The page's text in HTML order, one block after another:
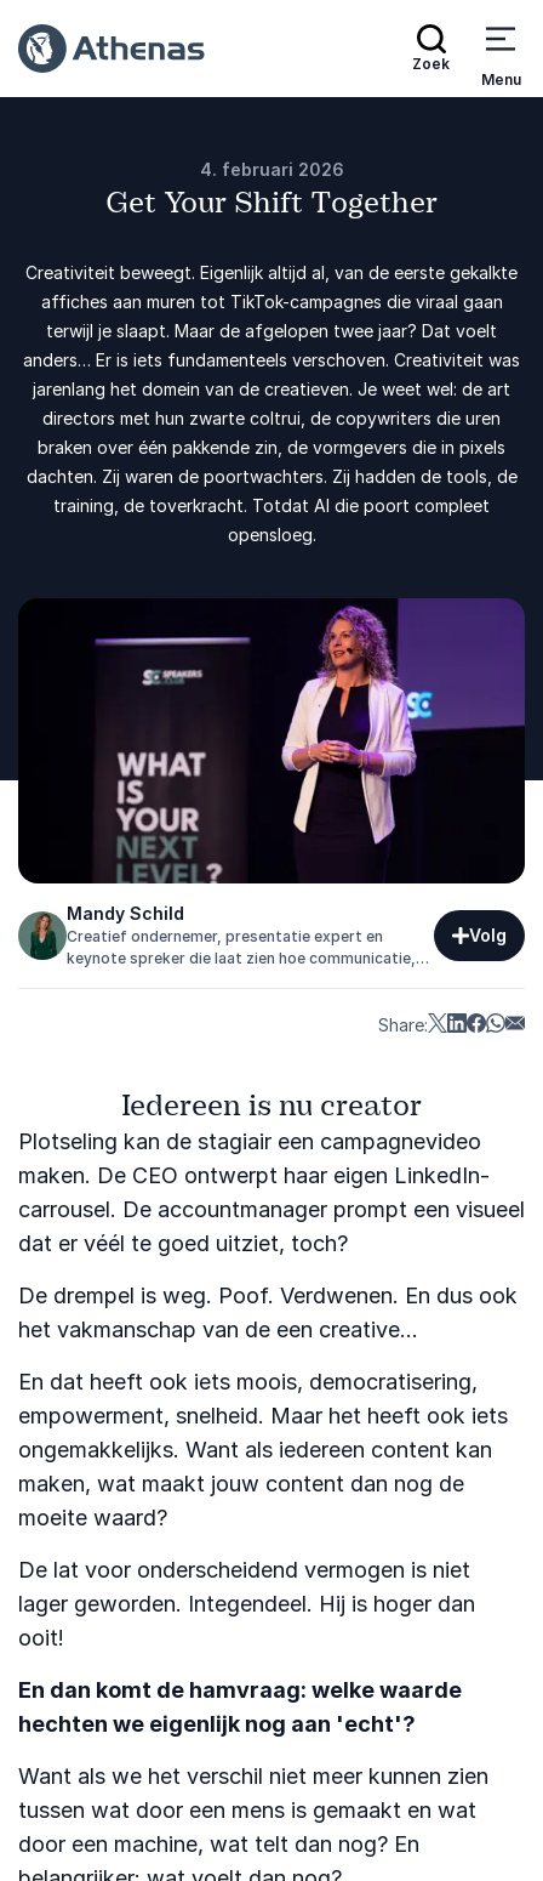
Zoek
Menu
4. februari 2026
Get Your Shift Together
Creativiteit beweegt. Eigenlijk altijd al, van de eerste gekalkte
affiches aan muren tot TikTok-campagnes die viraal gaan
terwijl je slaapt. Maar de afgelopen twee jaar? Dat voelt
anders… Er is iets fundamenteels verschoven. Creativiteit was
jarenlang het domein van de creatieven. Je weet wel: de art
directors met hun zwarte coltrui, de copywriters die uren
braken over één pakkende zin, de vormgevers die in pixels
dachten. Zij waren de poortwachters. Zij hadden de tools, de
training, de toverkracht. Totdat AI die poort compleet
opensloeg.
Mandy Schild
Creatief ondernemer, presentatie expert en
keynote spreker die laat zien hoe communicatie,
Volg
Share:
Iedereen is nu creator
Plotseling kan de stagiair een campagnevideo
maken. De CEO ontwerpt haar eigen LinkedIn-
carrousel. De accountmanager prompt een visueel
dat er véél te goed uitziet, toch?
De drempel is weg. Poof. Verdwenen. En dus ook
het vakmanschap van de een creative…
En dat heeft ook iets moois, democratisering,
empowerment, snelheid. Maar het heeft ook iets
ongemakkelijks. Want als iedereen content kan
maken, wat maakt jouw content dan nog de
moeite waard?
De lat voor onderscheidend vermogen is niet
lager geworden. Integendeel. Hij is hoger dan
ooit!
En dan komt de hamvraag: welke waarde
hechten we eigenlijk nog aan 'echt'?
Want als we het verschil niet meer kunnen zien
tussen wat door een mens is gemaakt en wat
door een machine, wat telt dan nog? En